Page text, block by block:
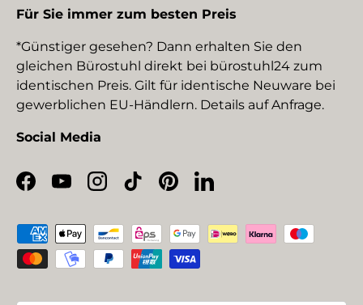
Für Sie immer zum besten Preis
*Günstiger gesehen? Dann erhalten Sie den
gleichen Bürostuhl direkt bei bürostuhl24 zum
identischen Preis. Gilt für identische Neuware bei
gewerblichen EU-Händlern. Details auf Anfrage.
Social Media
Facebook
YouTubeInstagram
TikTokPinterestLinkedIn
Zahlungsmethoden